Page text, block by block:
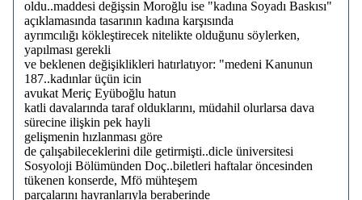
oldu..maddesi değişsin Moroğlu ise "kadına Soyadı Baskısı"
açıklamasında tasarının kadına karşısında
ayrımcılığı kökleştirecek nitelikte olduğunu söylerken,
yapılması gerekli
ve beklenen değişiklikleri hatırlatıyor: "medeni Kanunun
187..kadınlar üçün icin
avukat Meriç Eyüboğlu hatun
katli davalarında taraf olduklarını, müdahil olurlarsa dava
sürecine ilişkin pek hayli
gelişmenin hızlanması göre
de çalışabileceklerini dile getirmişti..dicle üniversitesi
Sosyoloji Bölümünden Doç..biletleri haftalar öncesinden
tükenen konserde, Mfö mühteşem
parçalarını hayranlarıyla beraberinde